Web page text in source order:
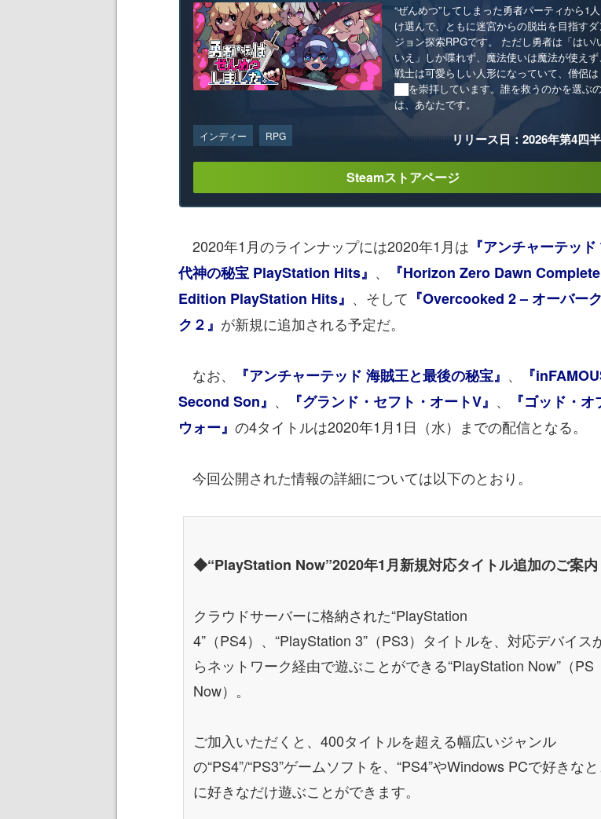
“ぜんめつ”してしまった勇者パーティから1
け選んで、ともに迷宮からの脱出を目指すダ
ジョン探索RPGです。 ただし勇者は「はい/
いえ」しか喋れず、魔法使いは魔法が使えず、
戦士は可愛らしい人形になっていて、僧侶は
██を崇拝しています。誰を救うのかを選ぶ
は、あなたです。
インディー RPG リリース日：2026年第4四
Steamストアページ
2020年1月のラインナップには2020年1月は 『アンチャーテッ
代神の秘宝 PlayStation Hits』 、
『Horizon Zero Dawn Complete
Edition PlayStation Hits』 、そして 『Overcooked 2 – オーバー
ク２』 が新規に追加される予定だ。
なお、 『アンチャーテッド 海賊王と最後の秘宝』 、
『
Second Son』 、 『グランド・セフト・オートV』 、
『ゴッド・オ
ウォー』 の4タイトルは2020年1月1日（水）までの配信となる。
今回公開された情報の詳細については以下のとおり。
◆“PlayStation Now”2020年1月新規対応タイトル追加のご案内
クラウドサーバーに格納された“PlayStation
4”（PS4）、“PlayStation 3”（PS3）タイトルを、対応デバイス
らネットワーク経由で遊ぶことができる“PlayStation Now”（PS
Now）。
ご加入いただくと、400タイトルを超える幅広いジャンル
の“PS4”/“PS3”ゲームソフトを、“PS4”やWindows PCで好きなと
に好きなだけ遊ぶことができます。